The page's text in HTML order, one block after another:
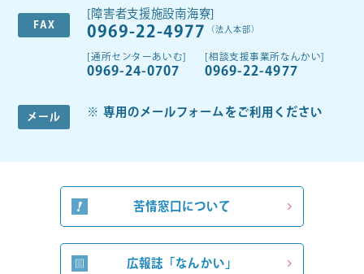
FAX
[障害者支援施設南海寮]
0969-22-4977 （法人本部）
[通所センターあいむ]
0969-24-0707
[相談支援事業所なんかい]
0969-22-4977
メール 専用のメールフォームをご利用ください
苦情窓口について
広報誌「なんかい」